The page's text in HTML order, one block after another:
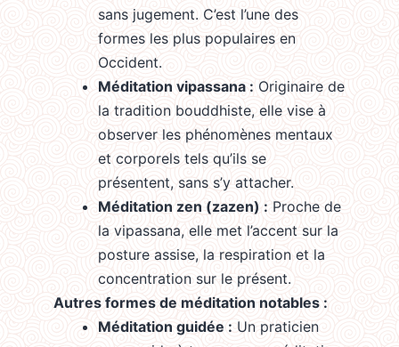
sans jugement. C’est l’une des
formes les plus populaires en
Occident.
Méditation vipassana : Originaire de
la tradition bouddhiste, elle vise à
observer les phénomènes mentaux
et corporels tels qu’ils se
présentent, sans s’y attacher.
Méditation zen (zazen) : Proche de
la vipassana, elle met l’accent sur la
posture assise, la respiration et la
concentration sur le présent.
Autres formes de méditation notables :
Méditation guidée : Un praticien